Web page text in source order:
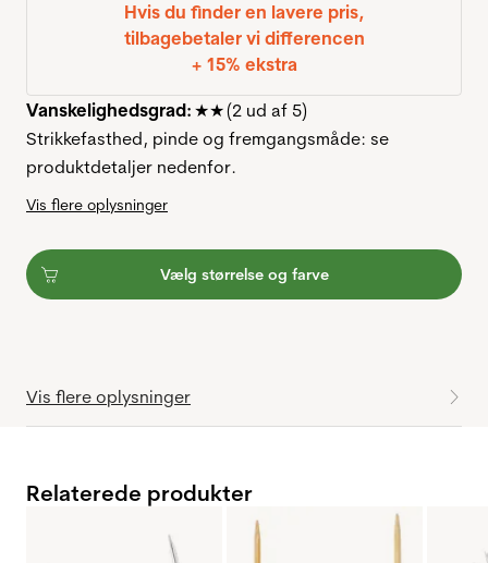
Hvis du finder en lavere pris,
tilbagebetaler vi differencen
+ 15% ekstra
Vanskelighedsgrad: ★★ (2 ud af 5)
Strikkefasthed, pinde og fremgangsmåde: se
produktdetaljer nedenfor.
Vis flere oplysninger
Vælg størrelse og farve
Vis flere oplysninger
Relaterede produkter